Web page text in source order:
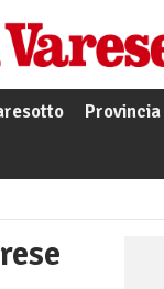
Provincia